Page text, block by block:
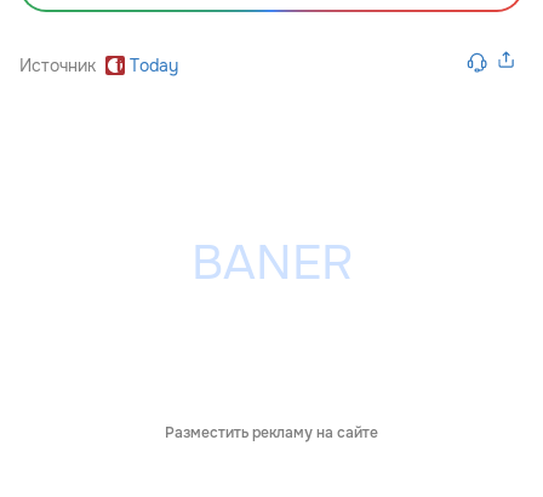
Источник Today
Разместить рекламу на сайте